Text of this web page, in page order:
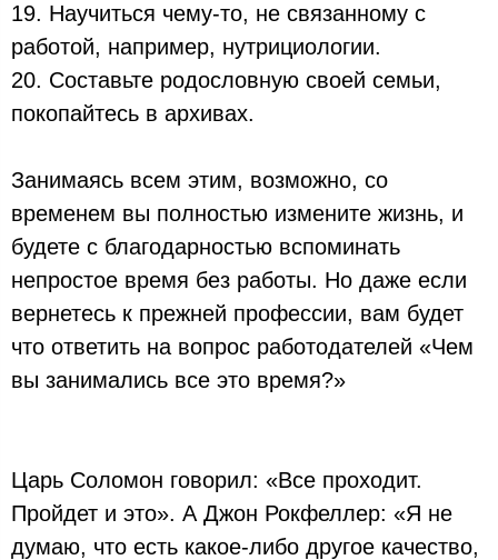
19. Научиться чему-то, не связанному с
работой, например, нутрициологии.
20. Составьте родословную своей семьи,
покопайтесь в архивах.
Занимаясь всем этим, возможно, со
временем вы полностью измените жизнь, и
будете с благодарностью вспоминать
непростое время без работы. Но даже если
вернетесь к прежней профессии, вам будет
что ответить на вопрос работодателей «Чем
вы занимались все это время?»
Царь Соломон говорил: «Все проходит.
Пройдет и это». А Джон Рокфеллер: «Я не
думаю, что есть какое-либо другое качество,